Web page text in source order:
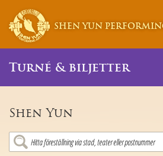
SHEN YUN
Turné & biljetter
Shen Yun